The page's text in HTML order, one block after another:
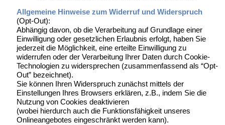
Allgemeine Hinweise zum Widerruf und Widerspruch
(Opt-Out):
Abhängig davon, ob die Verarbeitung auf Grundlage einer
Einwilligung oder gesetzlichen Erlaubnis erfolgt, haben Sie
jederzeit die Möglichkeit, eine erteilte Einwilligung zu
widerrufen oder der Verarbeitung Ihrer Daten durch Cookie-
Technologien zu widersprechen (zusammenfassend als “Opt-
Out” bezeichnet).
Sie können Ihren Widerspruch zunächst mittels der
Einstellungen Ihres Browsers erklären, z.B., indem Sie die
Nutzung von Cookies deaktivieren
(wobei hierdurch auch die Funktionsfähigkeit unseres
Onlineangebotes eingeschränkt werden kann).